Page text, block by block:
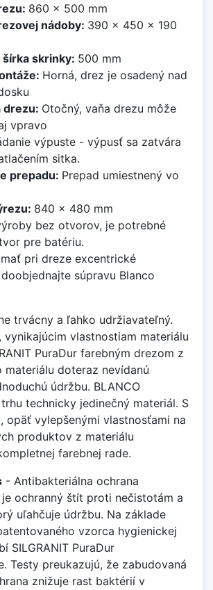
860 x 500 mm
nádoby: 390 x 450 x 190
šírka skrinky: 500 mm
Horná, drez je osadený nad
drezu: Otočný, vaňa drezu môže
vpravo
výpuste - výpusť sa zatvára
sitka.
prepadu: Prepad umiestnený vo
840 x 480 mm
bez otvorov, je potrebné
pre batériu.
pri dreze excentrické
súpravu Blanco
trvácny a ľahko udržiavateľný.
vynikajúcim vlastnostiam materiálu
PuraDur farebným drezom z
materiálu doteraz nevídanú
údržbu. BLANCO
technicky jedinečný materiál. S
opäť vylepšenými vlastnosťami na
produktov z materiálu
farebnej rade.
- Antibakteriálna ochrana
je ochranný štít proti nečistotám a
uľahčuje údržbu. Na základe
vzorca hygienickej
SILGRANIT PuraDur
Testy preukazujú, že zabudovaná
znižuje rast baktérií v